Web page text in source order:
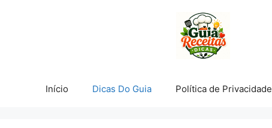
Início Dicas Do Guia Política de Privacidade